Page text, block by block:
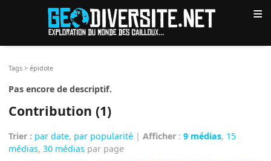
≡
Tags >épidote
Pas encore de descriptif.
Contribution (1)
Trier : par date, par popularité |Afficher :9 médias, 15
médias,30 médias par page